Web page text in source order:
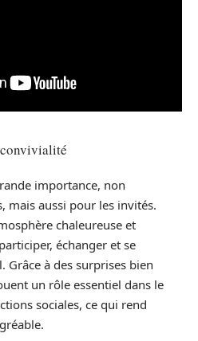
importance, non
mais aussi pour les invités.
chaleureuse et
échanger et se
Grâce à des surprises bien
un rôle essentiel dans le
sociales, ce qui rend